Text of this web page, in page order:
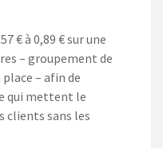
€ à 0,89 € sur une
– groupement de
– afin de
qui mettent le
clients sans les